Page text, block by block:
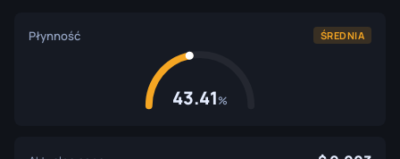
Płynność ŚREDNIA
43.41%